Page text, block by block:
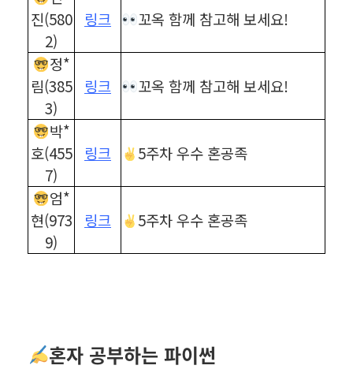
진(580
2)
링크 꼬옥 함께 참고해 보세요!
정*
림(385
3)
링크 꼬옥 함께 참고해 보세요!
박*
호(455
7)
링크 5주차 우수 혼공족
엄*
현(973
9)
링크 5주차 우수 혼공족
혼자 공부하는 파이썬